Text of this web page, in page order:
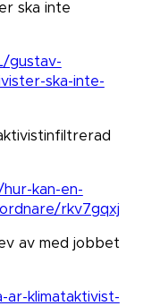
ska inte
gustav-
ska-inte-
kan-en-
rkv7gqxj
av med jobbet
ar-klimataktivist-